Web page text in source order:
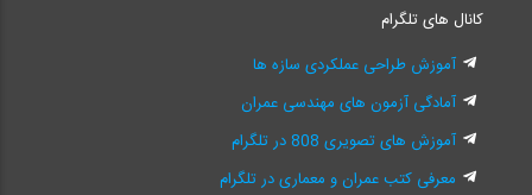
کانال های تلگرام
آموزش طراحی عملکردی سازه ها
آمادگی آزمون های مهندسی عمران
آموزش های تصویری 808 در تلگرام
معرفی کتب عمران و معماری در تلگرام